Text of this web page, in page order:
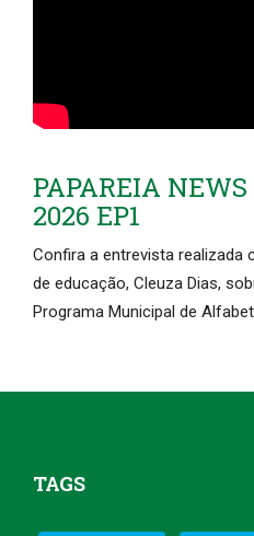
PAPAREIA
2026 EP1
Confira a entrevista realizada
de educação, Cleuza Dias,
Programa Municipal de
TAGS